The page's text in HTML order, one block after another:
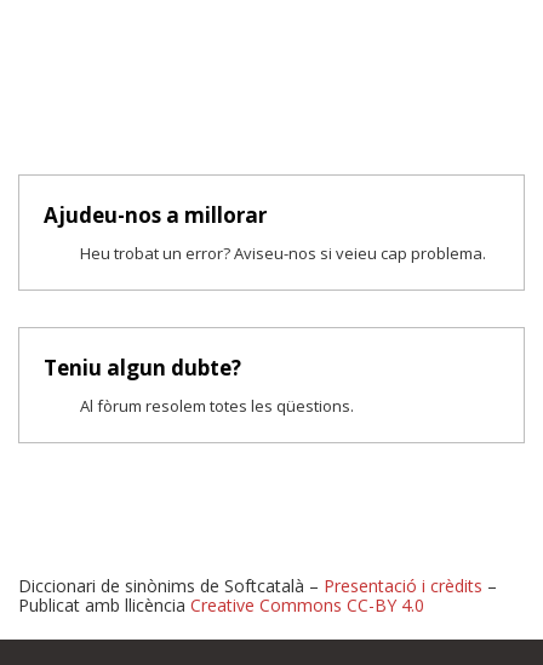
Ajudeu-nos a millorar
Heu trobat un error? Aviseu-nos si veieu cap problema.
Teniu algun dubte?
Al fòrum resolem totes les qüestions.
Diccionari de sinònims de Softcatalà – Presentació i crèdits –
Publicat amb llicència Creative Commons CC-BY 4.0